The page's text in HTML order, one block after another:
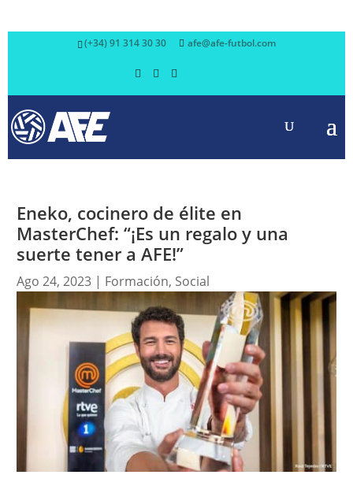
(+34) 91 314 30 30 afe@afe-futbol.com
Eneko, cocinero de élite en
MasterChef: “¡Es un regalo y una
suerte tener a AFE!”
Ago 24, 2023| Formación, Social